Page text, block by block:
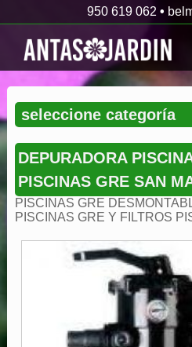
950 619 062 •
DEPURADORA
PISCINAS GRE SAN
PISCINAS GRE
PISCINAS GRE Y FILTROS